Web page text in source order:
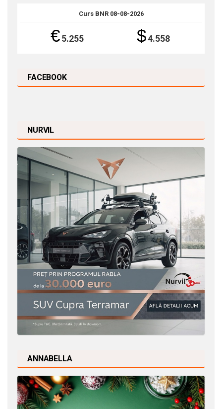
Curs BNR 08-08-2026
€5.255 $4.558
FACEBOOK
NURVIL
ANNABELLA